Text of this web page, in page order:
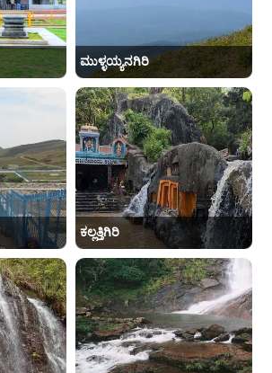
ಮುಳ್ಳಯ್ಯನಗಿರಿ
ಕಲ್ಲತ್ತಿಗಿರಿ